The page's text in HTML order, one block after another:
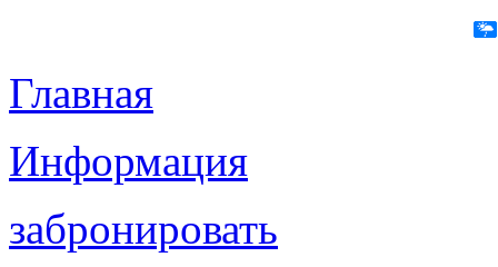
Главная
Информация
забронировать